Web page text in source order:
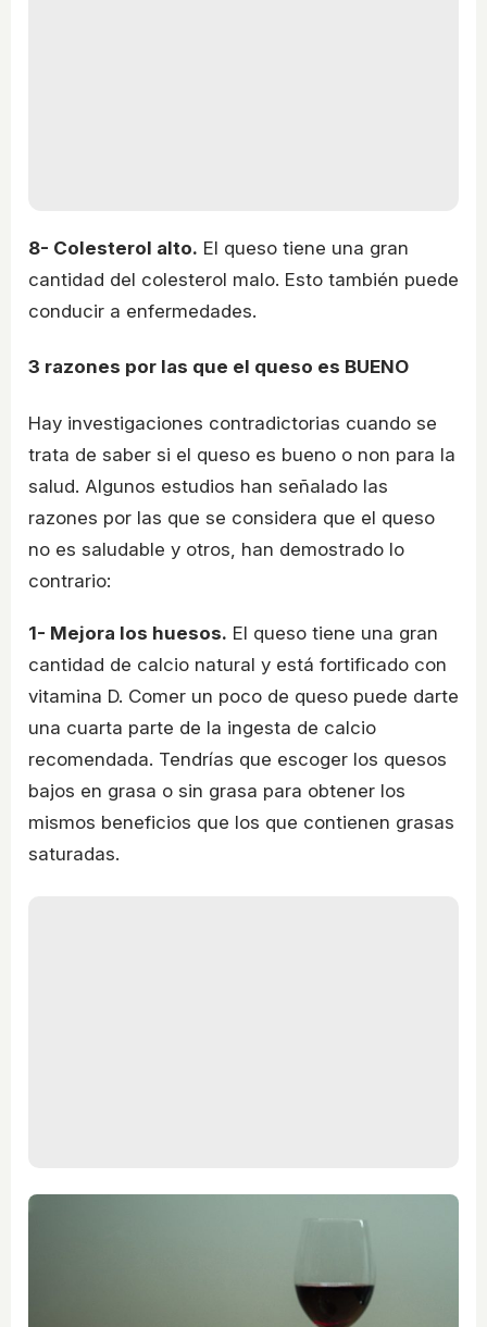
8- Colesterol alto. El queso tiene una gran
cantidad del colesterol malo. Esto también puede
conducir a enfermedades.
3 razones por las que el queso es BUENO
Hay investigaciones contradictorias cuando se
trata de saber si el queso es bueno o non para la
salud. Algunos estudios han señalado las
razones por las que se considera que el queso
no es saludable y otros, han demostrado lo
contrario:
1- Mejora los huesos. El queso tiene una gran
cantidad de calcio natural y está fortificado con
vitamina D. Comer un poco de queso puede darte
una cuarta parte de la ingesta de calcio
recomendada. Tendrías que escoger los quesos
bajos en grasa o sin grasa para obtener los
mismos beneficios que los que contienen grasas
saturadas.